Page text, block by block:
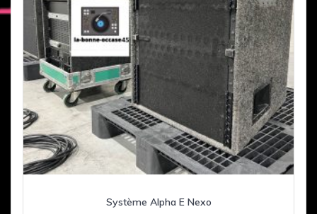
Système Alpha E Nexo